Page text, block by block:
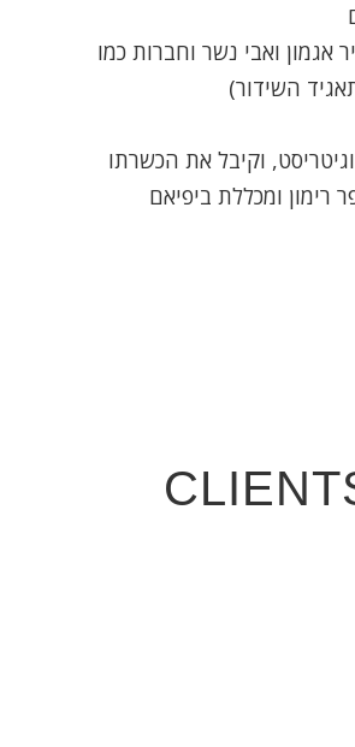
אגמון ואבי נשר וחברות כמו
וקיבל את הכשרתו
רימון ומכללת ביפיאם